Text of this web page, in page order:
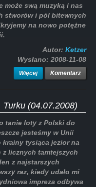
może swą muzyką i nas
stworów i pól bitewnych
na nowo potężne
Autor: Ketzer
Wysłano: 2008-11-08
Więcej Komentarz
(04.07.2008)
tanie loty z Polski do
jesteśmy w Unii
krainy tysiąca jezior na
licznych tamtejszych
z najstarszych
raz, kiedy udało mi
impreza odbywa